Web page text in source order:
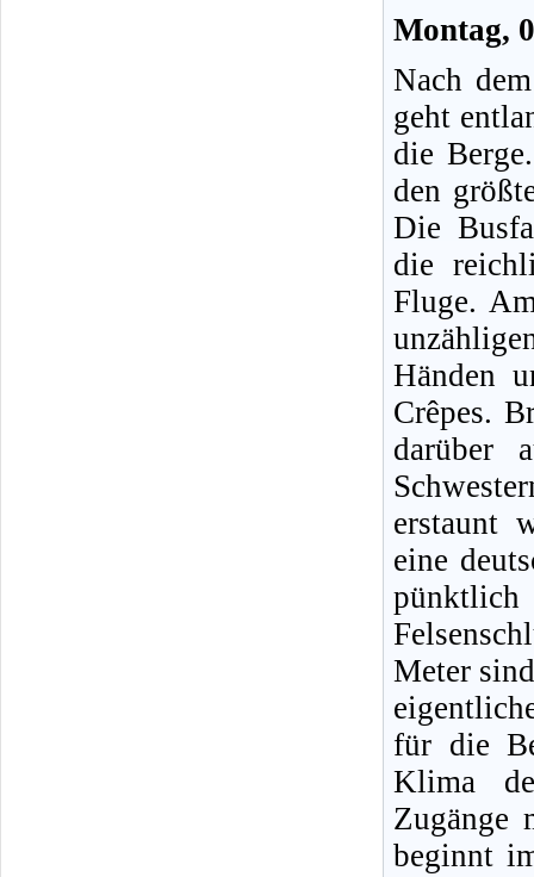
Montag,
Nach
geht
die
den
Die
die
Fluge.
Händen
Crêpes.
darüber
erstaunt
eine
Meter
für die
Klima
Zugänge
beginnt